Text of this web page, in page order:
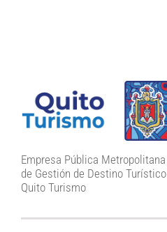
Empresa Pública Metropolitana
de Gestión de Destino Turístico
Quito Turismo